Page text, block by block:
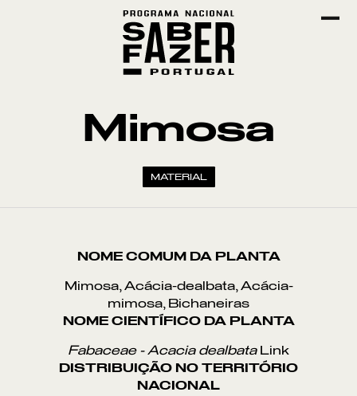
Mimosa
MATERIAL
NOME COMUM DA PLANTA
Mimosa, Acácia-dealbata, Acácia-
mimosa, Bichaneiras
NOME CIENTÍFICO DA PLANTA
Fabaceae - Acacia dealbataLink
DISTRIBUIÇÃO NO TERRITÓRIO
NACIONAL